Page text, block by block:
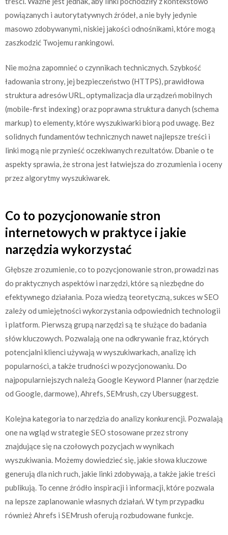
powiązanych i autorytatywnych źródeł, a nie były jedynie
masowo zdobywanymi, niskiej jakości odnośnikami, które mogą
zaszkodzić Twojemu rankingowi.
Nie można zapomnieć o czynnikach technicznych. Szybkość
ładowania strony, jej bezpieczeństwo (HTTPS), prawidłowa
struktura adresów URL, optymalizacja dla urządzeń mobilnych
(mobile-first indexing) oraz poprawna struktura danych (schema
markup) to elementy, które wyszukiwarki biorą pod uwagę. Bez
solidnych fundamentów technicznych nawet najlepsze treści i
linki mogą nie przynieść oczekiwanych rezultatów. Dbanie o te
aspekty sprawia, że strona jest łatwiejsza do zrozumienia i oceny
przez algorytmy wyszukiwarek.
Co to pozycjonowanie stron
internetowych w praktyce i jakie
narzędzia wykorzystać
Głębsze zrozumienie, co to pozycjonowanie stron, prowadzi nas
do praktycznych aspektów i narzędzi, które są niezbędne do
efektywnego działania. Poza wiedzą teoretyczną, sukces w SEO
zależy od umiejętności wykorzystania odpowiednich technologii
i platform. Pierwszą grupą narzędzi są te służące do badania
słów kluczowych. Pozwalają one na odkrywanie fraz, których
potencjalni klienci używają w wyszukiwarkach, analizę ich
popularności, a także trudności w pozycjonowaniu. Do
najpopularniejszych należą Google Keyword Planner (narzędzie
od Google, darmowe), Ahrefs, SEMrush, czy Ubersuggest.
Kolejna kategoria to narzędzia do analizy konkurencji. Pozwalają
one na wgląd w strategie SEO stosowane przez strony
znajdujące się na czołowych pozycjach w wynikach
wyszukiwania. Możemy dowiedzieć się, jakie słowa kluczowe
generują dla nich ruch, jakie linki zdobywają, a także jakie treści
publikują. To cenne źródło inspiracji i informacji, które pozwala
na lepsze zaplanowanie własnych działań. W tym przypadku
również Ahrefs i SEMrush oferują rozbudowane funkcje.